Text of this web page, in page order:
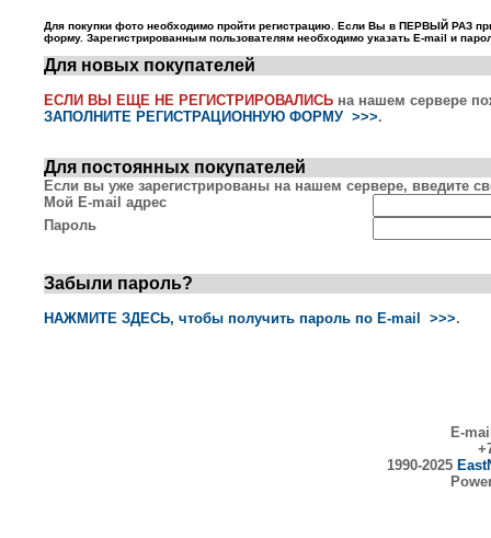
Для покупки фото необходимо пройти регистрацию. Если Вы в ПЕРВЫЙ РАЗ
форму. Зарегистрированным пользователям необходимо указать E-mail и
Для новых покупателей
ЕСЛИ ВЫ ЕЩЕ НЕ РЕГИСТРИРОВАЛИСЬ на нашем сервере
ЗАПОЛНИТЕ РЕГИСТРАЦИОННУЮ ФОРМУ >>>.
Для постоянных покупателей
Если вы уже зарегистрированы на нашем сервере, введите
Мой E-mail адрес
Пароль
Забыли пароль?
НАЖМИТЕ ЗДЕСЬ, чтобы получить пароль по E-mail >>>.
E-
1990-2025